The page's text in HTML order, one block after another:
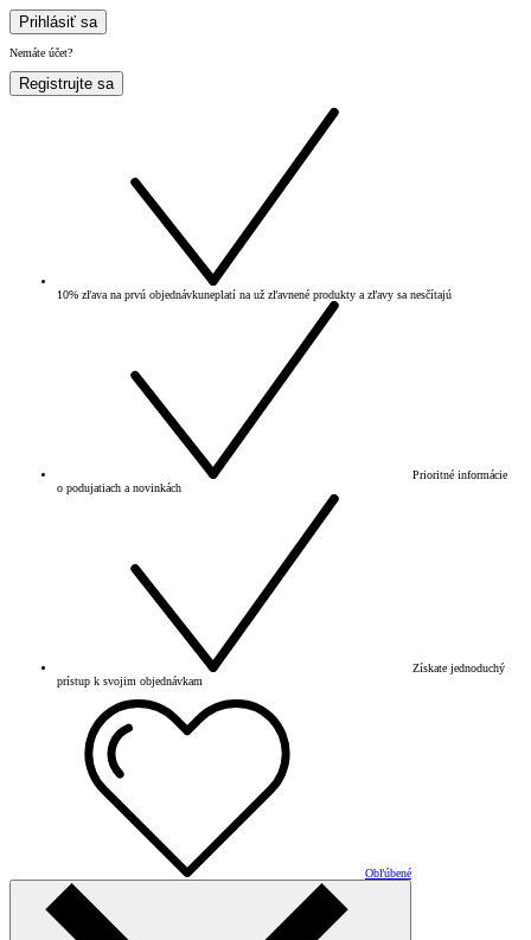
Prihlásiť sa
Nemáte účet?
Registrujte sa
10% zľava na prvú objednávkuneplatí na už zľavnené produkty a zľavy sa nesčítajú
Prioritné informácie
o podujatiach a novinkách
Získate jednoduchý
prístup k svojim objednávkam
Obľúbené